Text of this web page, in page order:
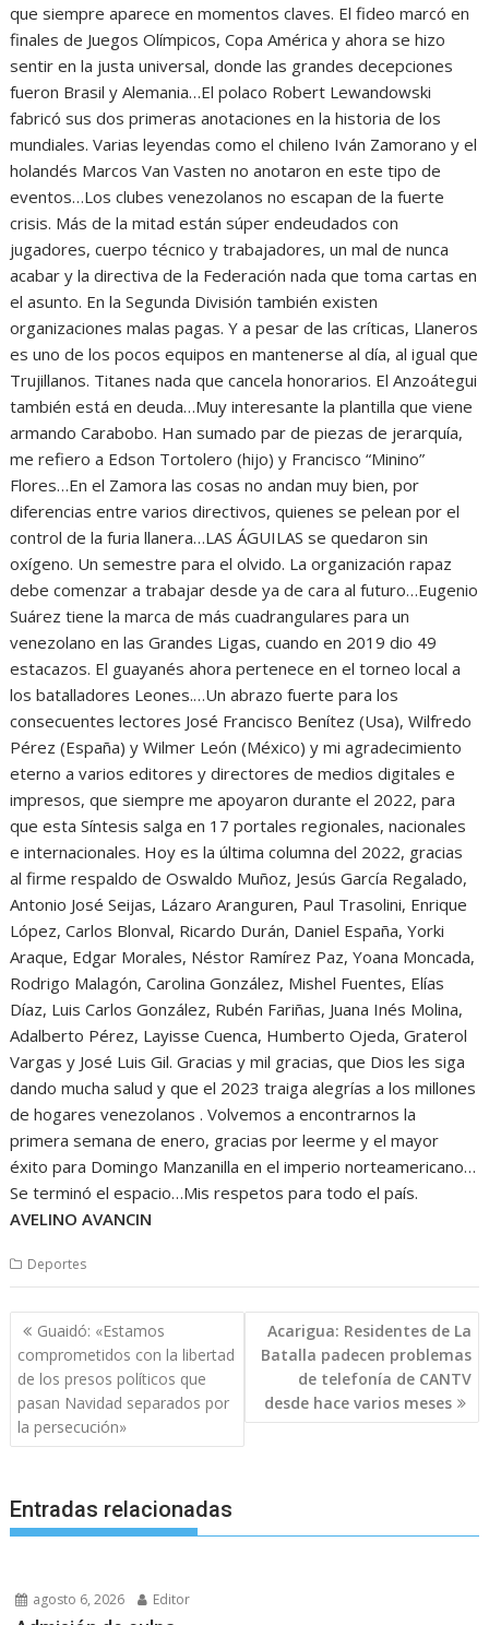
que siempre aparece en momentos claves. El fideo marcó en
finales de Juegos Olímpicos, Copa América y ahora se hizo
sentir en la justa universal, donde las grandes decepciones
fueron Brasil y Alemania…El polaco Robert Lewandowski
fabricó sus dos primeras anotaciones en la historia de los
mundiales. Varias leyendas como el chileno Iván Zamorano y el
holandés Marcos Van Vasten no anotaron en este tipo de
eventos…Los clubes venezolanos no escapan de la fuerte
crisis. Más de la mitad están súper endeudados con
jugadores, cuerpo técnico y trabajadores, un mal de nunca
acabar y la directiva de la Federación nada que toma cartas en
el asunto. En la Segunda División también existen
organizaciones malas pagas. Y a pesar de las críticas, Llaneros
es uno de los pocos equipos en mantenerse al día, al igual que
Trujillanos. Titanes nada que cancela honorarios. El Anzoátegui
también está en deuda…Muy interesante la plantilla que viene
armando Carabobo. Han sumado par de piezas de jerarquía,
me refiero a Edson Tortolero (hijo) y Francisco “Minino”
Flores…En el Zamora las cosas no andan muy bien, por
diferencias entre varios directivos, quienes se pelean por el
control de la furia llanera…LAS ÁGUILAS se quedaron sin
oxígeno. Un semestre para el olvido. La organización rapaz
debe comenzar a trabajar desde ya de cara al futuro…Eugenio
Suárez tiene la marca de más cuadrangulares para un
venezolano en las Grandes Ligas, cuando en 2019 dio 49
estacazos. El guayanés ahora pertenece en el torneo local a
los batalladores Leones.…Un abrazo fuerte para los
consecuentes lectores José Francisco Benítez (Usa), Wilfredo
Pérez (España) y Wilmer León (México) y mi agradecimiento
eterno a varios editores y directores de medios digitales e
impresos, que siempre me apoyaron durante el 2022, para
que esta Síntesis salga en 17 portales regionales, nacionales
e internacionales. Hoy es la última columna del 2022, gracias
al firme respaldo de Oswaldo Muñoz, Jesús García Regalado,
Antonio José Seijas, Lázaro Aranguren, Paul Trasolini, Enrique
López, Carlos Blonval, Ricardo Durán, Daniel España, Yorki
Araque, Edgar Morales, Néstor Ramírez Paz, Yoana Moncada,
Rodrigo Malagón, Carolina González, Mishel Fuentes, Elías
Díaz, Luis Carlos González, Rubén Fariñas, Juana Inés Molina,
Adalberto Pérez, Layisse Cuenca, Humberto Ojeda, Graterol
Vargas y José Luis Gil. Gracias y mil gracias, que Dios les siga
dando mucha salud y que el 2023 traiga alegrías a los millones
de hogares venezolanos . Volvemos a encontrarnos la
primera semana de enero, gracias por leerme y el mayor
éxito para Domingo Manzanilla en el imperio norteamericano…
Se terminó el espacio…Mis respetos para todo el país.
AVELINO AVANCIN
Deportes
Navegación
de
entradas
Guaidó: «Estamos
comprometidos con la libertad
de los presos políticos que
pasan Navidad separados por
la persecución»
Acarigua: Residentes de La
Batalla padecen problemas
de telefonía de CANTV
desde hace varios meses
Entradas relacionadas
agosto 6, 2026 Editor